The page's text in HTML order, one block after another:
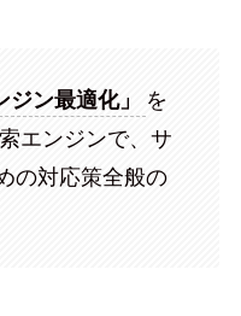
ジン最適化」
を
エンジンで、サ
の対応策全般の